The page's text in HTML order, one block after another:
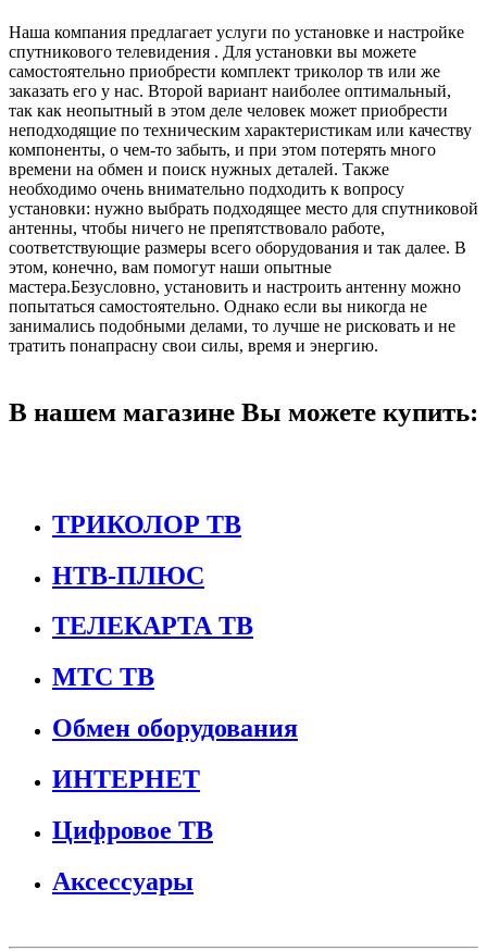
Наша компания предлагает услуги по установке и настройке
спутникового телевидения . Для установки вы можете
самостоятельно приобрести комплект триколор тв или же
заказать его у нас. Второй вариант наиболее оптимальный,
так как неопытный в этом деле человек может приобрести
неподходящие по техническим характеристикам или качеству
компоненты, о чем-то забыть, и при этом потерять много
времени на обмен и поиск нужных деталей. Также
необходимо очень внимательно подходить к вопросу
установки: нужно выбрать подходящее место для спутниковой
антенны, чтобы ничего не препятствовало работе,
соответствующие размеры всего оборудования и так далее. В
этом, конечно, вам помогут наши опытные
мастера.Безусловно, установить и настроить антенну можно
попытаться самостоятельно. Однако если вы никогда не
занимались подобными делами, то лучше не рисковать и не
тратить понапрасну свои силы, время и энергию.
В нашем магазине Вы можете купить:
ТРИКОЛОР ТВ
НТВ-ПЛЮС
ТЕЛЕКАРТА ТВ
МТС ТВ
Обмен оборудования
ИНТЕРНЕТ
Цифровое ТВ
Аксессуары